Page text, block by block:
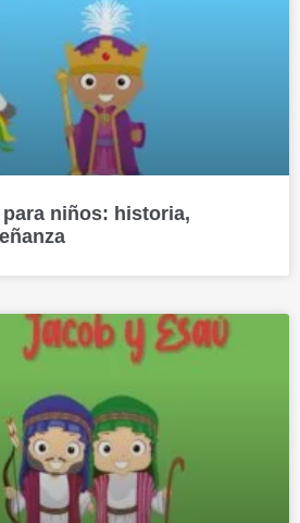
niños: historia,